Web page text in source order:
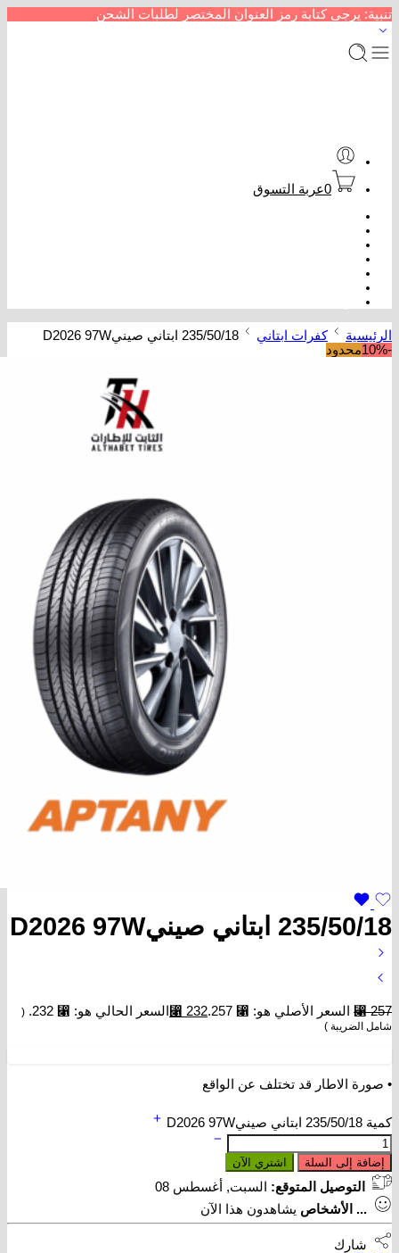
تنبية: يرجى كتابة رمز العنوان المختصر لطلبات الشحن
0عربة التسوق
الرئيسية كفرات ابتاني
235/50/18 ابتاني صينيD2026 97W
-10%
محدود
235/50/18 ابتاني صينيD2026 97W
⃁257 السعر الأصلي هو: ⃁ 257. ⃁ 232 السعر الحالي هو: ⃁ 232.
(
شامل الضريبة )
• صورة الاطار قد تختلف عن الواقع
كمية 235/50/18 ابتاني صينيD2026 97W
إضافة إلى السلة اشتري الآن
التوصيل المتوقع:
السبت, أغسطس 08
...
الأشخاص يشاهدون هذا الآن
شارك